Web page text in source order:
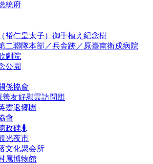
統府
裕仁皇太子）御手植え紀念樹
二聯隊本部／兵舎跡／原臺南衛戍病院
劇院
公園
係協會
善友好慰霊訪問団
靈返郷團
會
政碑
光夜市
文化聚会所
属博物館